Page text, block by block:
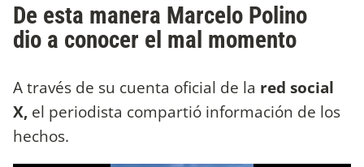
De esta manera Marcelo Polino
dio a conocer el mal momento
A través de su cuenta oficial de la red social
X, el periodista compartió información de los
hechos.